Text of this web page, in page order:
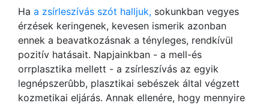
Ha a zsírleszívás szót halljuk, sokunkban vegyes
érzések keringenek, kevesen ismerik azonban
ennek a beavatkozásnak a tényleges, rendkívül
pozitív hatásait. Napjainkban - a mell-és
orrplasztika mellett - a zsírleszívás az egyik
legnépszerûbb, plasztikai sebészek által végzett
kozmetikai eljárás. Annak ellenére, hogy mennyire